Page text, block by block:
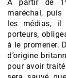
À partir de
maréchal, puis
les médias,
porteurs,
à le promener.
d’origine
pour avoir